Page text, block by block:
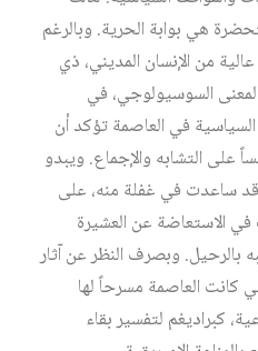
هي بوابة الحرية. وبالرغم
من الإنسان المديني، ذي
السوسيولوجي، في
السياسية في العاصمة تؤكد أن
على التشابه والإجماع. ويبدو
قد ساعدت في غفلة منه، على
الاستعاضة عن العشيرة
بالرحيل. وبصرف النظر عن آثار
كانت العاصمة مسرحاً لها
كبراديغم لتفسير بقاء